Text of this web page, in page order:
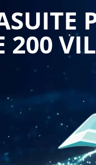
définir les objectifs et
mesurer les résultats.
avec les
liés à la gestion des
en fonction des
améliorer la qualité
les stocks, comment
comment
Supply Chain
technologies qui
l'Internet des objets,
de Supply Chain
200